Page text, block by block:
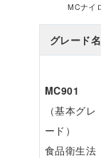
MCナイ
グレード名
MC901
（基本グレ
ード）
食品衛生法